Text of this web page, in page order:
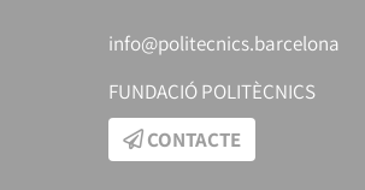
info@politecnics.barcelona
FUNDACIÓ POLITÈCNICS
CONTACTE